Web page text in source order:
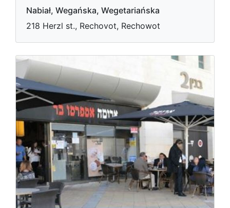
Nabiał, Wegańska, Wegetariańska
218 Herzl st., Rechovot, Rechowot